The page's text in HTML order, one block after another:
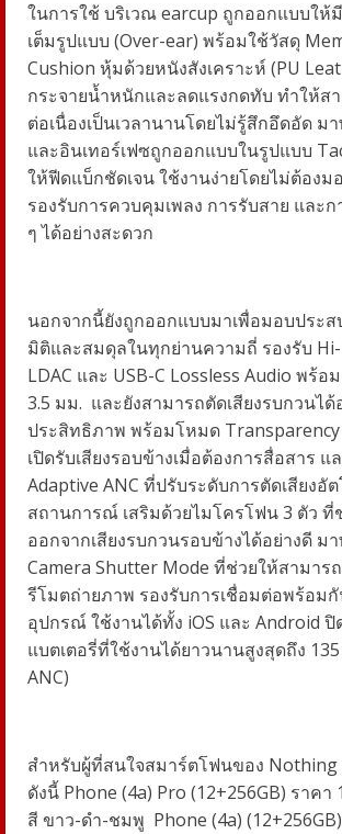
ในการใช้ บริเวณearcup ถูกออกแบบให้
เต็มรูปแบบ (Over-ear) พร้อมใช้วัสดุ
Cushion หุ้มด้วยหนังสังเคราะห์ (PU
กระจายน้ำหนักและลดแรงกดทับ ทำให้ส
ต่อเนื่องเป็นเวลานานโดยไม่รู้สึกอึดอัด
และอินเทอร์เฟซถูกออกแบบในรูปแบบ
ให้ฟีดแบ็กชัดเจน ใช้งานง่ายโดยไม่ต้อง
รองรับการควบคุมเพลง การรับสาย และ
ๆ ได้อย่างสะดวก
นอกจากนี้ยังถูกออกแบบมาเพื่อมอบประ
มิติและสมดุลในทุกย่านความถี่ รองรับ
LDAC และ USB-C Lossless Audio พร้อม
3.5 มม. และยังสามารถตัดเสียงรบกวนได้
ประสิทธิภาพ พร้อมโหมด
เปิดรับเสียงรอบข้างเมื่อต้องการสื่อสาร แ
Adaptive ANC ที่ปรับระดับการตัดเสียงอั
สถานการณ์ เสริมด้วยไมโครโฟน3 ตัว ที่
ออกจากเสียงรบกวนรอบข้างได้อย่างดี ม
Camera Shutter Mode ที่ช่วยให้สามาร
รีโมตถ่ายภาพ รองรับการเชื่อมต่อพร้อม
อุปกรณ์ ใช้งานได้ทั้ง iOS และ Android ปิ
แบตเตอรี่ที่ใช้งานได้ยาวนานสูงสุดถึง 135
ANC)
สำหรับผู้ที่สนใจสมาร์ตโฟนของ Nothing
ดังนี้ Phone (4a) Pro (12+256GB) ราคา
สี ขาว-ดำ-ชมพู Phone (4a) (12+256GB)